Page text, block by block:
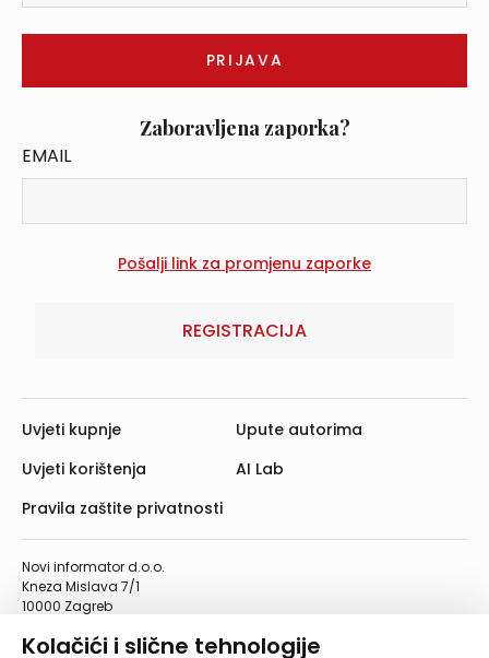
Kolačići i slične tehnologije
Zaboravljena zaporka?
EMAIL
REGISTRACIJA
Novi informator d.o.o.
Kneza Mislava 7/1
10000 Zagreb
Telefaks: 01/4612-553
Uvjeti kupnje
Uvjeti korištenja
Pravila zaštite privatnosti
Upute autorima
AI Lab